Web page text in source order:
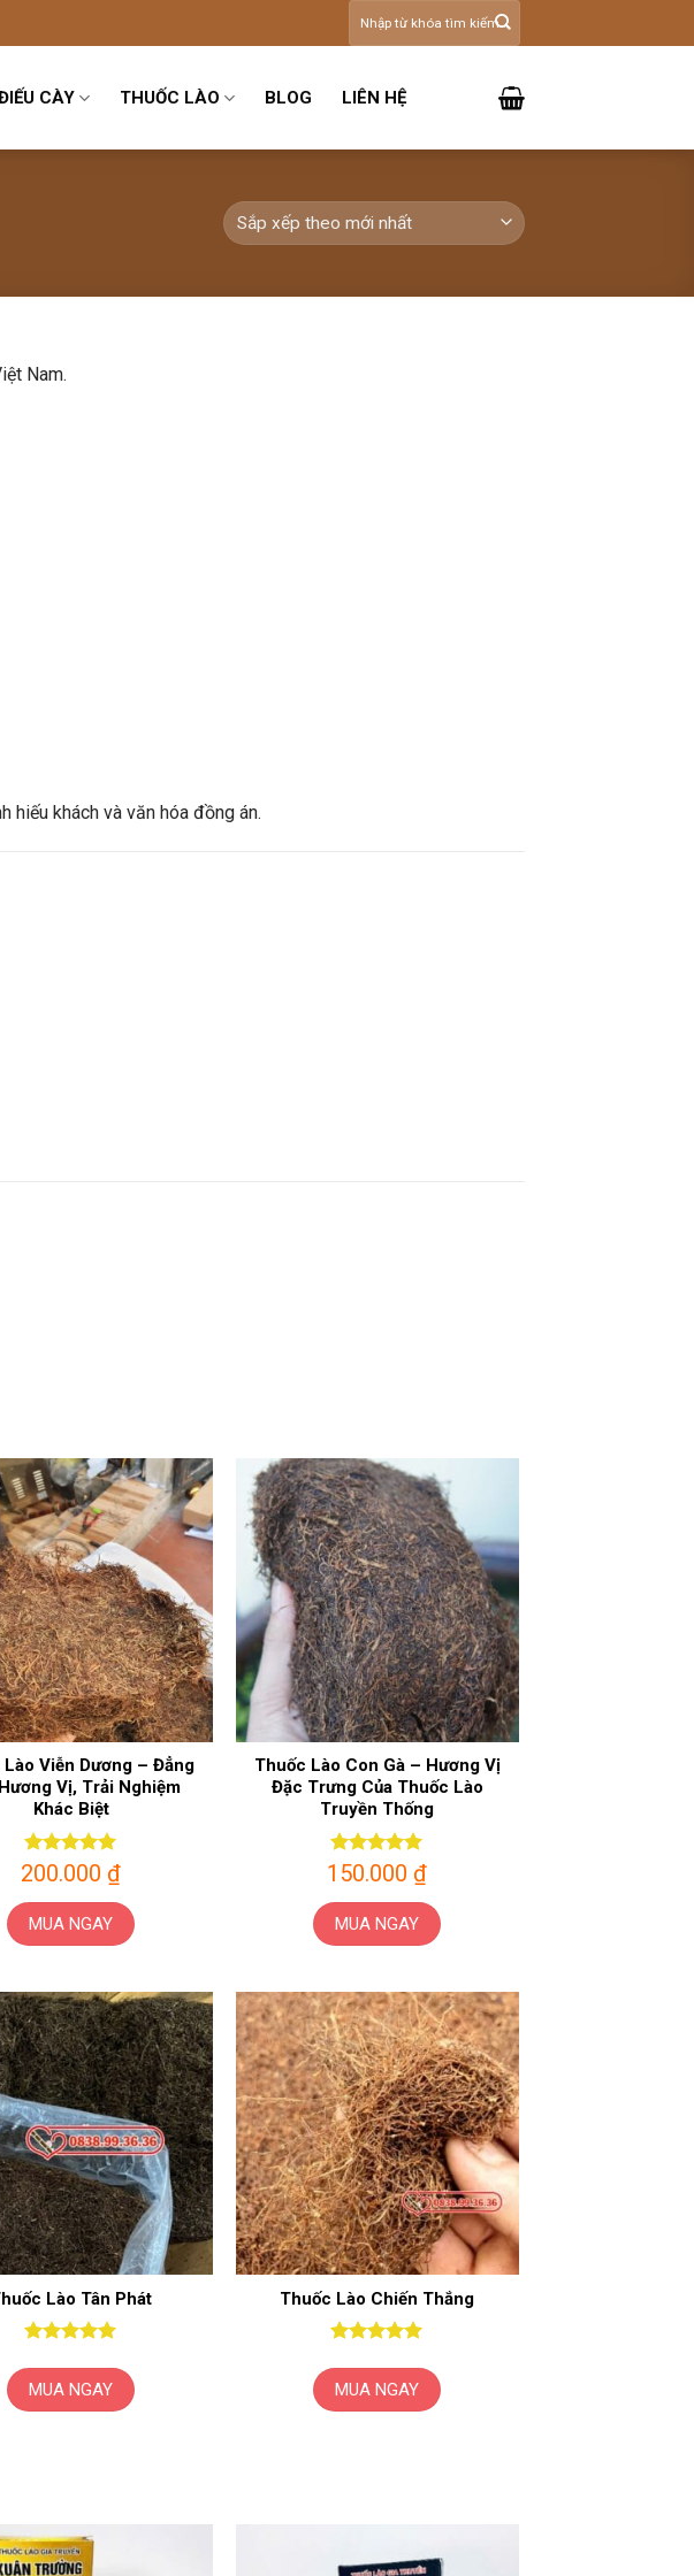
kiếm:
CÀY THUỐC LÀO BLOG LIÊN HỆ
Nam.
hiếu khách và văn hóa đồng án.
Lào Viễn Dương – Đẳng
Vị, Trải Nghiệm
Khác Biệt
Được xếp
hạng5 5
sao
200.000 ₫
MUA NGAY
Thuốc Lào Con Gà – Hương Vị
Đặc Trưng Của Thuốc Lào
Truyền Thống
Được xếp
hạng5 5
sao
150.000 ₫
MUA NGAY
Lào Tân Phát
sao
MUA NGAY
Thuốc Lào Chiến Thắng
sao
MUA NGAY